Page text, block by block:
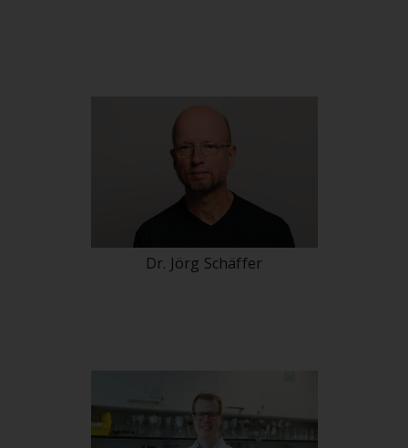
Dr. Jörg Schäffer